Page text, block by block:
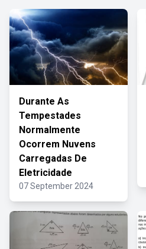
Durante As
Tempestades
Normalmente
Ocorrem Nuvens
Carregadas De
Eletricidade
07 September 2024